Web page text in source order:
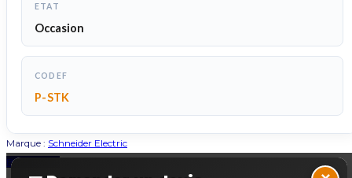
ETAT
Occasion
CODEF
P-STK
Marque : Schneider Electric
Back to Top